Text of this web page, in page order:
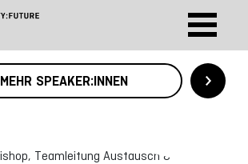
MEHR SPEAKER:INNEN